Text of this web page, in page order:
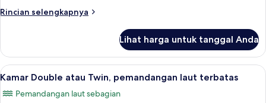
pemandangan
Rincian selengkapnya
Rincian
Kamar
Double
atau
pemandangan
Lihat harga untuk tanggal Anda
Lihat
semua
foto
Kamar Double atau Twin,
5
Kamar Double atau Twin, pemandangan laut terbatas
Pemandangan laut sebagian